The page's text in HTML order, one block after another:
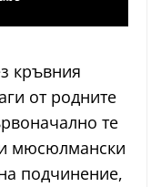
кръвния
от родните
те
мюсюлмански
подчинение,